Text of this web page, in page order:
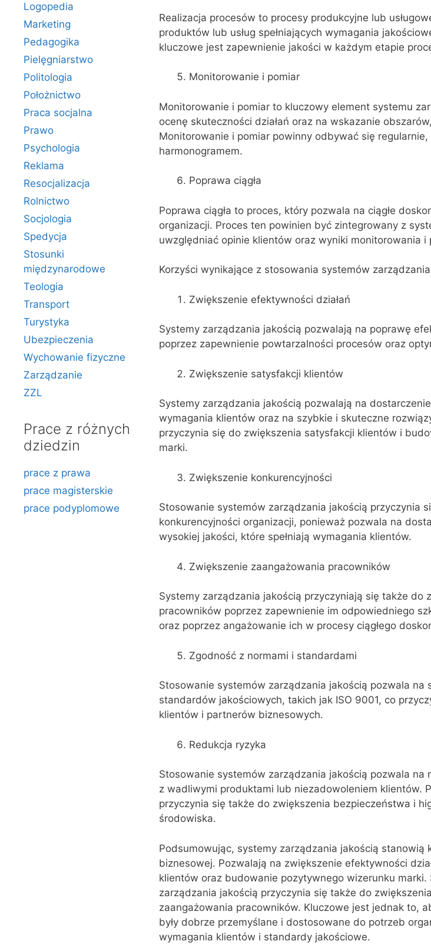
Realizacja procesów to procesy produkcyjne lub
produktów lub usług spełniających wymagania
kluczowe jest zapewnienie jakości w każdym etapie
Monitorowanie i pomiar
Monitorowanie i pomiar to kluczowy element systemu
ocenę skuteczności działań oraz na wskazanie
Monitorowanie i pomiar powinny odbywać się
harmonogramem.
Poprawa ciągła
Poprawa ciągła to proces, który pozwala na ciągłe
organizacji. Proces ten powinien być zintegrowany z
uwzględniać opinie klientów oraz wyniki monitorowania i
Korzyści wynikające z stosowania systemów
Zwiększenie efektywności działań
Systemy zarządzania jakością pozwalają na poprawę
poprzez zapewnienie powtarzalności procesów oraz
Zwiększenie satysfakcji klientów
Systemy zarządzania jakością pozwalają na
wymagania klientów oraz na szybkie i skuteczne
przyczynia się do zwiększenia satysfakcji klientów i
marki.
Zwiększenie konkurencyjności
Stosowanie systemów zarządzania jakością przyczynia
konkurencyjności organizacji, ponieważ pozwala na
wysokiej jakości, które spełniają wymagania klientów.
Zwiększenie zaangażowania pracowników
Systemy zarządzania jakością przyczyniają się także do
pracowników poprzez zapewnienie im odpowiedniego
oraz poprzez angażowanie ich w procesy ciągłego
Zgodność z normami i standardami
Stosowanie systemów zarządzania jakością pozwala na
standardów jakościowych, takich jak ISO 9001, co
klientów i partnerów biznesowych.
Redukcja ryzyka
Stosowanie systemów zarządzania jakością pozwala na
z wadliwymi produktami lub niezadowoleniem klientów.
przyczynia się także do zwiększenia bezpieczeństwa i
środowiska.
Podsumowując, systemy zarządzania jakością stanowią
biznesowej. Pozwalają na zwiększenie efektywności
klientów oraz budowanie pozytywnego wizerunku
zarządzania jakością przyczynia się także do
zaangażowania pracowników. Kluczowe jest jednak to,
były dobrze przemyślane i dostosowane do potrzeb
wymagania klientów i standardy jakościowe.
Logopedia
Marketing
Pedagogika
Pielęgniarstwo
Politologia
Położnictwo
Praca socjalna
Prawo
Psychologia
Reklama
Resocjalizacja
Rolnictwo
Socjologia
Spedycja
Stosunki
międzynarodowe
Teologia
Transport
Turystyka
Ubezpieczenia
Wychowanie fizyczne
Zarządzanie
ZZL
Prace z różnych
dziedzin
prace z prawa
prace magisterskie
prace podyplomowe